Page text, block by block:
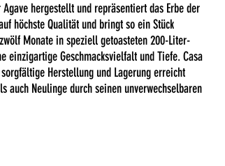
hergestellt und repräsentiert das Erbe der
höchste Qualität und bringt so ein Stück
Monate in speziell getoasteten 200-Liter-
einzigartige Geschmacksvielfalt und Tiefe. Casa
Herstellung und Lagerung erreicht
auch Neulinge durch seinen unverwechselbaren